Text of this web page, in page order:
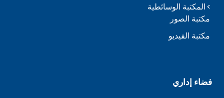
المكتبة الوسائطية
مكتبة الصور
مكتبة الفيديو
فضاء إداري